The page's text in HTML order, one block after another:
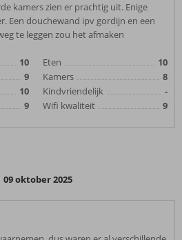
kamers zien er prachtig uit. Enige
Een douchewand ipv gordijn en een
te leggen zou het afmaken
10
9
10
9
Eten
10
Kamers
8
Kindvriendelijk
-
Wifi kwaliteit
9
09 oktober 2025